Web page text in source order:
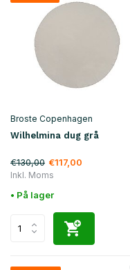
Broste Copenhagen
Wilhelmina dug grå
€130,00 €117,00
Inkl. Moms
• På lager